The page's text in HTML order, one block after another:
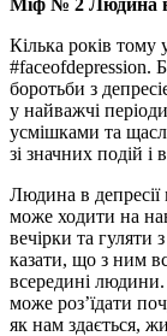
Кілька років
#faceofdepression.
боротьби з
у найважчі
усмішками та
зі значних подій і
Людина в
може ходити на
вечірки та гуляти
казати, що з ним
всередині
може роз’їдати
як нам здається,